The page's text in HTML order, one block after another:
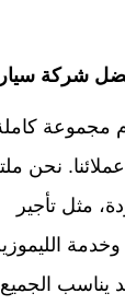
شركة
مجموعة
عملائنا. نحن
مثل تأجير
يناسب الجميع